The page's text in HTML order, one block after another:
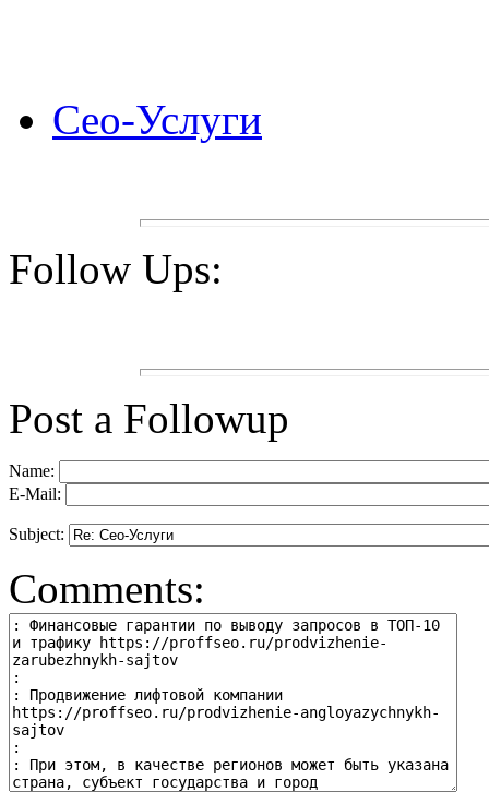
Сео-Услуги
Follow Ups:
Post a Followup
Name:
E-Mail:
Subject:
Comments: